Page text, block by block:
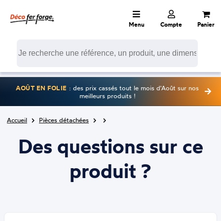
Menu Compte Panier
AOÛT EN FOLIE : des prix cassés tout le mois d'Août sur nos
meilleurs produits !
Accueil Pièces détachées
Des questions sur ce
produit ?